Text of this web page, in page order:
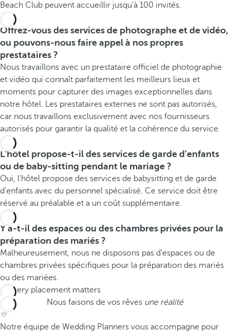
Beach Club peuvent accueillir jusqu'à 100 invités.
Offrez-vous des services de photographe et de vidéo,
ou pouvons-nous faire appel à nos propres
prestataires ?
Nous travaillons avec un prestataire officiel de photographie
et vidéo qui connaît parfaitement les meilleurs lieux et
moments pour capturer des images exceptionnelles dans
notre hôtel. Les prestataires externes ne sont pas autorisés,
car nous travaillons exclusivement avec nos fournisseurs
autorisés pour garantir la qualité et la cohérence du service.
L'hôtel propose-t-il des services de garde d'enfants
ou de baby-sitting pendant le mariage ?
Oui, l'hôtel propose des services de babysitting et de garde
d'enfants avec du personnel spécialisé. Ce service doit être
réservé au préalable et a un coût supplémentaire.
Y a-t-il des espaces ou des chambres privées pour la
préparation des mariés ?
Malheureusement, nous ne disposons pas d'espaces ou de
chambres privées spécifiques pour la préparation des mariés
ou des mariées.
Nous faisons de vos rêves une réalité
Notre équipe de Wedding Planners vous accompagne pour